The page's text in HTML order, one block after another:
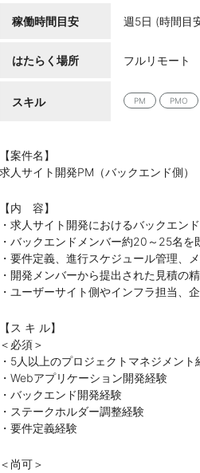
稼働時間目安 週5日 (時間目
はたらく場所 フルリモート
スキル PM PMO
【案件名】
求人サイト開発PM（バックエンド側）
【内 容】
・求人サイト開発におけるバックエン
・バックエンドメンバー約20～25名を
・要件定義、進行スケジュール管理、
・開発メンバーから提出された見積の
・ユーザーサイト側やインフラ担当、
【ス キ ル】
＜必須＞
・5人以上のプロジェクトマネジメント
・Webアプリケーション開発経験
・バックエンド開発経験
・ステークホルダー調整経験
・要件定義経験
＜尚可＞